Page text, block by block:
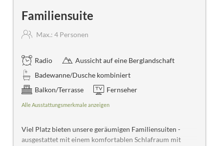
Familiensuite
Max.: 4 Personen
Radio
Aussicht auf eine Berglandschaft
Badewanne/Dusche kombiniert
Balkon/Terrasse
Fernseher
Alle Ausstattungsmerkmale anzeigen
Viel Platz bieten unsere geräumigen Familiensuiten -
ausgestattet mit einem komfortablen Schlafraum mit